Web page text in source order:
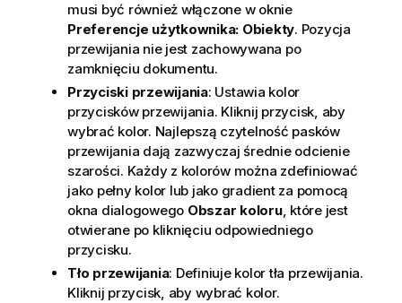
musi być również włączone w oknie
Preferencje użytkownika: Obiekty. Pozycja
przewijania nie jest zachowywana po
zamknięciu dokumentu.
Przyciski przewijania: Ustawia kolor
przycisków przewijania. Kliknij przycisk, aby
wybrać kolor. Najlepszą czytelność pasków
przewijania dają zazwyczaj średnie odcienie
szarości. Każdy z kolorów można zdefiniować
jako pełny kolor lub jako gradient za pomocą
okna dialogowego Obszar koloru, które jest
otwierane po kliknięciu odpowiedniego
przycisku.
Tło przewijania: Definiuje kolor tła przewijania.
Kliknij przycisk, aby wybrać kolor.